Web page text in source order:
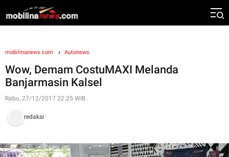
mobilinanews.com Autonews
Wow, Demam CostuMAXI Melanda
Banjarmasin Kalsel
Rabu, 27/12/2017 22:25 WIB
redaksi